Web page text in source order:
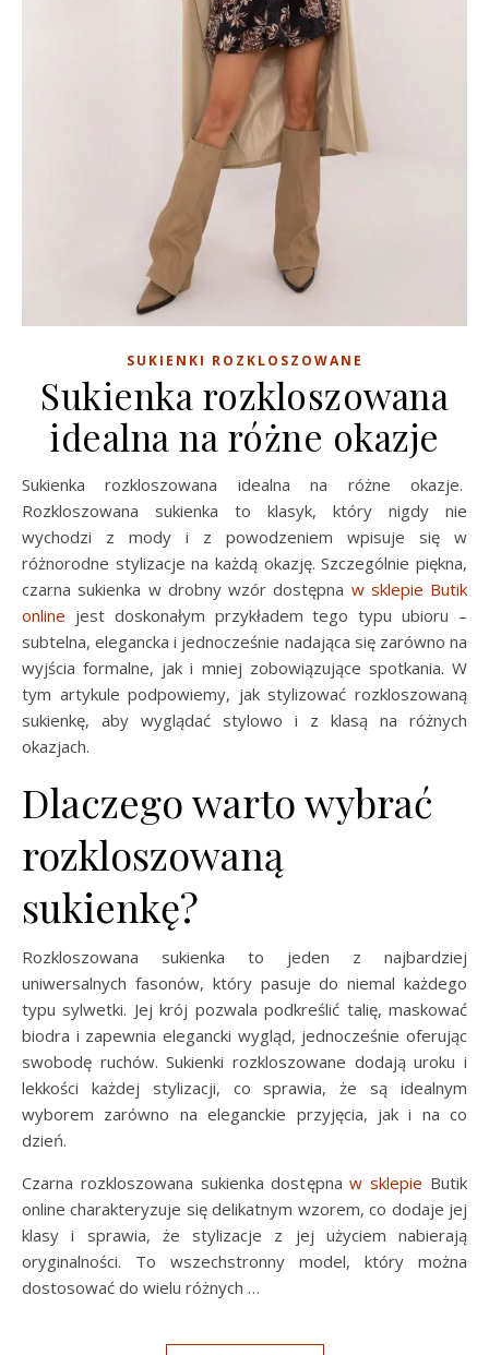
SUKIENKI ROZKLOSZOWANE
Sukienka rozkloszowana
idealna na różne okazje
Sukienka rozkloszowana idealna na różne okazje.
Rozkloszowana sukienka to klasyk, który nigdy nie
wychodzi z mody i z powodzeniem wpisuje się w
różnorodne stylizacje na każdą okazję. Szczególnie piękna,
czarna sukienka w drobny wzór dostępna w sklepie Butik
online jest doskonałym przykładem tego typu ubioru –
subtelna, elegancka i jednocześnie nadająca się zarówno na
wyjścia formalne, jak i mniej zobowiązujące spotkania. W
tym artykule podpowiemy, jak stylizować rozkloszowaną
sukienkę, aby wyglądać stylowo i z klasą na różnych
okazjach.
Dlaczego warto wybrać
rozkloszowaną
sukienkę?
Rozkloszowana sukienka to jeden z najbardziej
uniwersalnych fasonów, który pasuje do niemal każdego
typu sylwetki. Jej krój pozwala podkreślić talię, maskować
biodra i zapewnia elegancki wygląd, jednocześnie oferując
swobodę ruchów. Sukienki rozkloszowane dodają uroku i
lekkości każdej stylizacji, co sprawia, że są idealnym
wyborem zarówno na eleganckie przyjęcia, jak i na co
dzień.
Czarna rozkloszowana sukienka dostępnaw sklepie Butik
online charakteryzuje się delikatnym wzorem, co dodaje jej
klasy i sprawia, że stylizacje z jej użyciem nabierają
oryginalności. To wszechstronny model, który można
dostosować do wielu różnych …